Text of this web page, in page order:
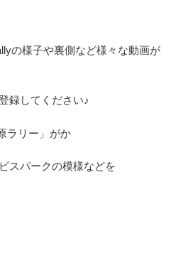
の様子や裏側など様々な動画が
録してください♪
ラリー」がか
スパークの模様などを